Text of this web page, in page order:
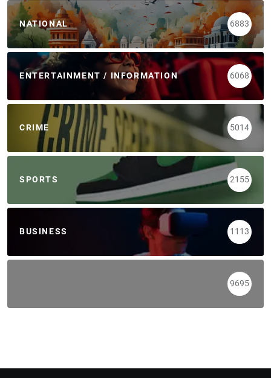
NATIONAL 6883
ENTERTAINMENT / INFORMATION 6068
CRIME 5014
SPORTS 2155
BUSINESS 1113
9695